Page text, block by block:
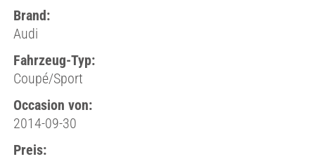
Brand:
Audi
Fahrzeug-Typ:
Coupé/Sport
Occasion von:
2014-09-30
Preis: